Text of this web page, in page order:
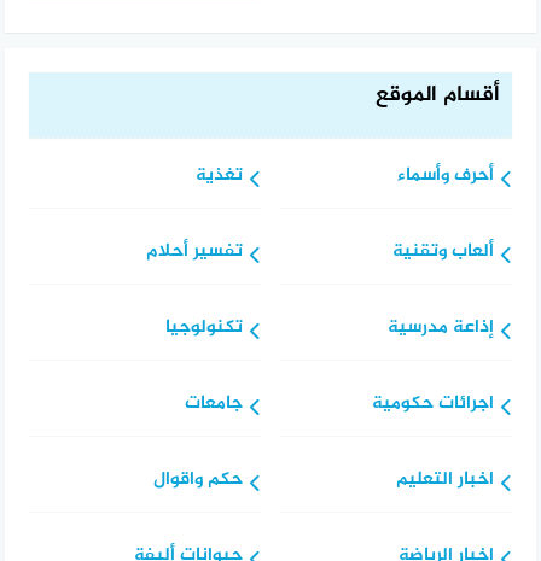
أقسام الموقع
أحرف وأسماء
ألعاب وتقنية
إذاعة مدرسية
اجرائات حكومية
اخبار التعليم
تغذية
تفسير أحلام
تكنولوجيا
جامعات
حكم واقوال